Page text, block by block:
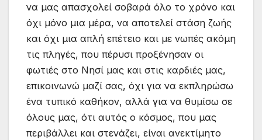
να μας απασχολεί σοβαρά όλο το χρόνο και
όχι μόνο μια μέρα, να αποτελεί στάση ζωής
και όχι μια απλή επέτειο και με νωπές ακόμη
τις πληγές, που πέρυσι προξένησαν οι
φωτιές στο Νησί μας και στις καρδιές μας,
επικοινωνώ μαζί σας, όχι για να εκπληρώσω
ένα τυπικό καθήκον, αλλά για να θυμίσω σε
όλους μας, ότι αυτός ο κόσμος, που μας
περιβάλλει και στενάζει, είναι ανεκτίμητο